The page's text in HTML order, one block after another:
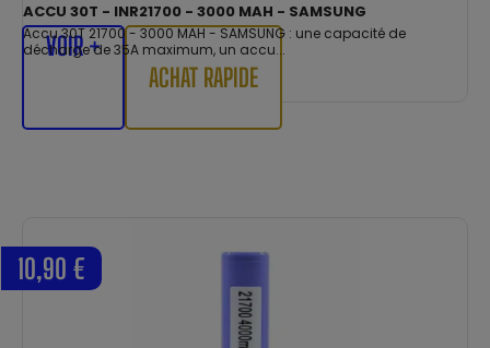
ACCU 30T - INR21700 - 3000 MAH - SAMSUNG
Accu 30T 21700 - 3000 MAH - SAMSUNG : une capacité de
décharge de 35A maximum, un accu...
VOIR +
ACHAT RAPIDE
10,90 €